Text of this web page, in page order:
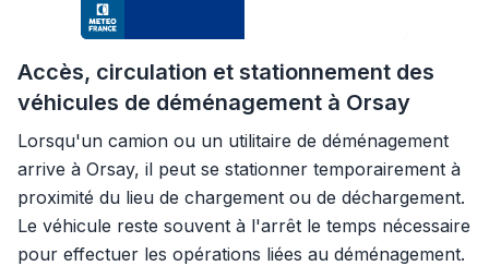
Accès, circulation et stationnement des
véhicules de déménagement à Orsay
Lorsqu'un camion ou un utilitaire de déménagement
arrive à Orsay, il peut se stationner temporairement à
proximité du lieu de chargement ou de déchargement.
Le véhicule reste souvent à l'arrêt le temps nécessaire
pour effectuer les opérations liées au déménagement.